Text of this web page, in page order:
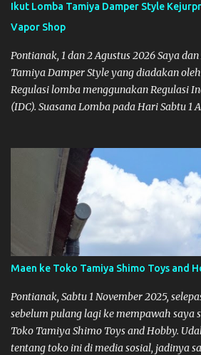
Ikut Lomba Tamiya Damper Style
Vapor Shop
Pontianak, 1 dan 2 Agustus 2026 Saya
Tamiya Damper Style yang diadakan
Regulasi lomba menggunakan Regulasi
(IDC). Suasana Lomba pada Hari Sabtu 1
belum banyak persiapan menyiapkan
itu juga ada janji mau main ke Agus
karena mepet waktu, jadi lebih banyak
lomba ini lokasinya adalah di Port 99
Lomba Tamiya Oiya sebagai Informasi,
pertama kali main disini. ya hitungannya
comer lah :) Coach Dilla lagi setting
Maen ke Toko Tamiya Shimo Toys and
Pontianak, Sabtu 1 November 2025,
sebelum pulang lagi ke mempawah saya
Toko Tamiya Shimo Toys and Hobby.
tentang toko ini di media sosial, jadinya